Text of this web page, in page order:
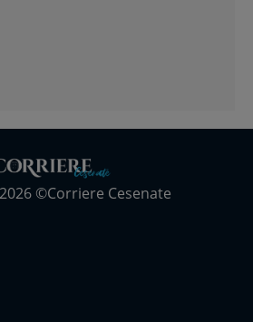
©Corriere Cesenate